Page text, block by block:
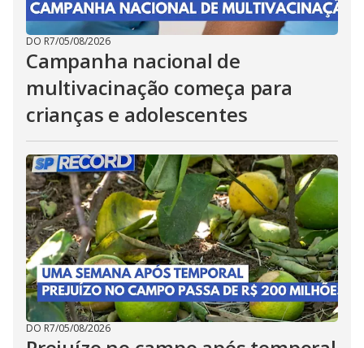
DO R7/05/08/2026
Campanha nacional de
multivacinação começa para
crianças e adolescentes
DO R7/05/08/2026